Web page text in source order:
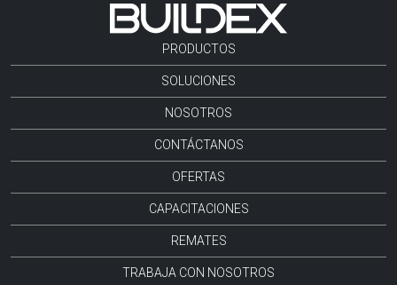
PRODUCTOS
SOLUCIONES
NOSOTROS
CONTÁCTANOS
OFERTAS
CAPACITACIONES
REMATES
TRABAJA CON NOSOTROS